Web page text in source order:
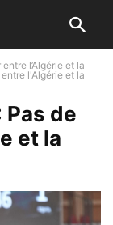
l’Algérie et la
l'Algérie et la
Pas de
et la